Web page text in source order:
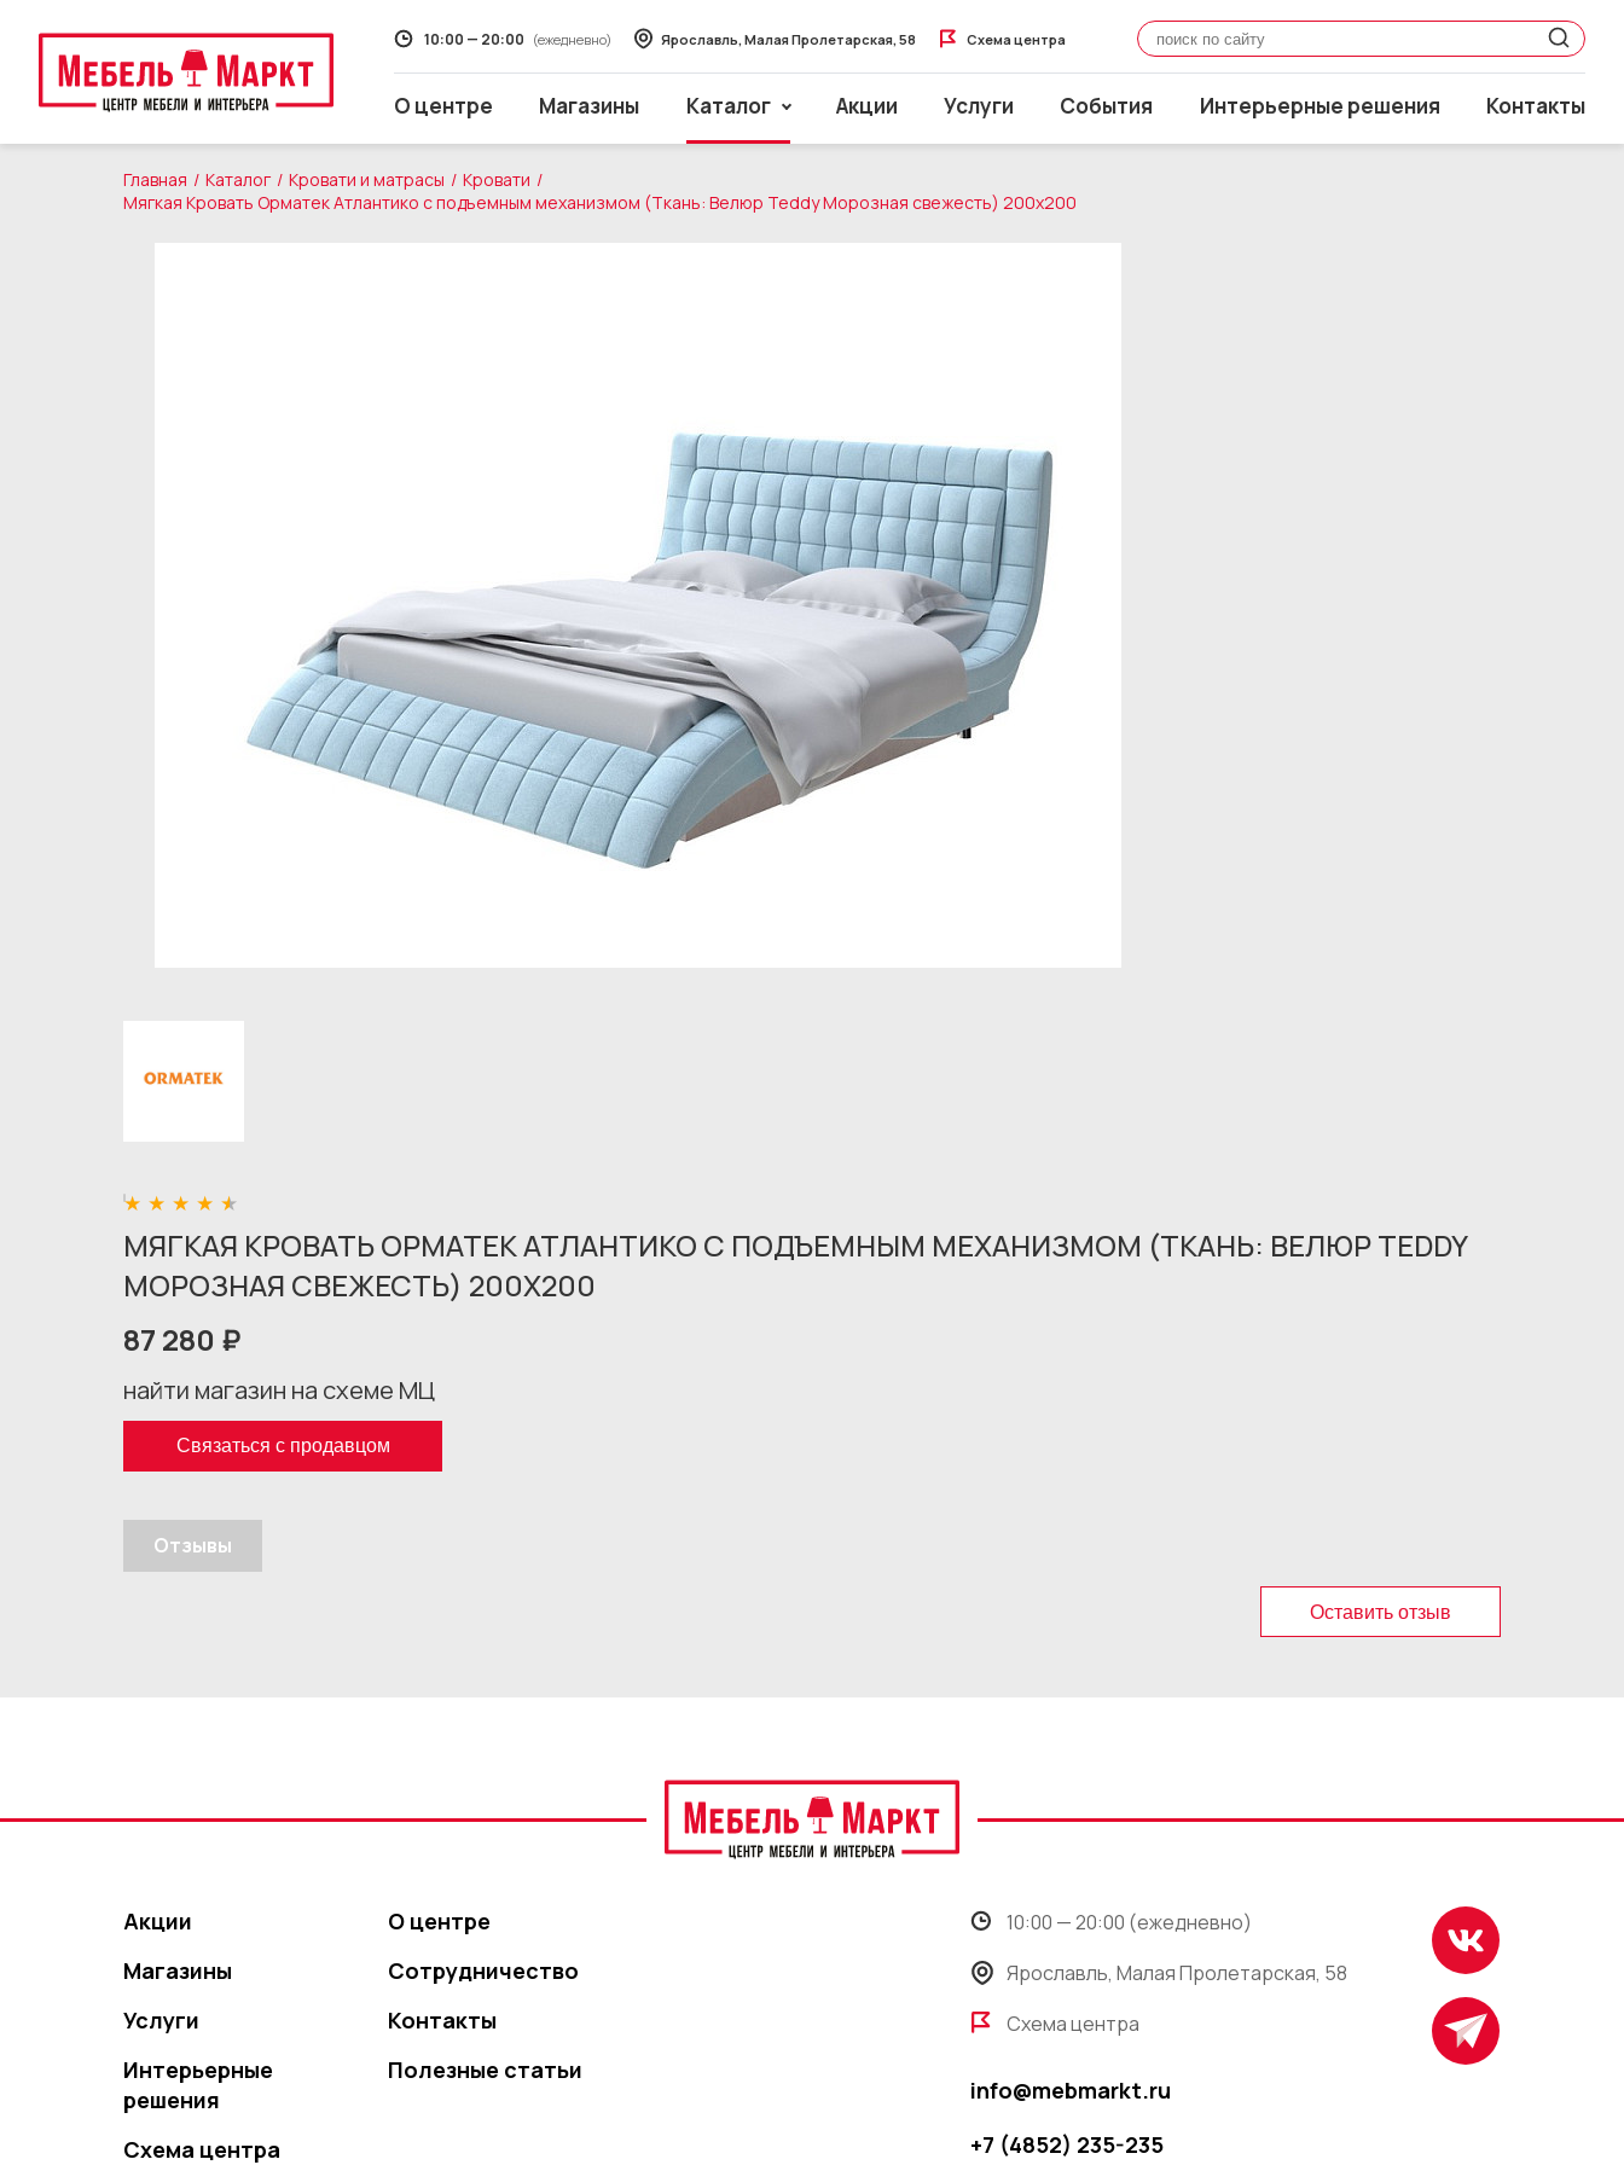
О центре Магазины Каталог Акции Услуги События Интерьерные решения Контакты
10:00 — 20:00 (ежедневно) Ярославль, Малая Пролетарская, 58 Схема центра
Главная Каталог Кровати и матрасы
Кровати
Мягкая Кровать Орматек Атлантико с подъемным механизмом (Ткань: Велюр Teddy Морозная свежесть) 200x200
МЯГКАЯ КРОВАТЬ ОРМАТЕК АТЛАНТИКО С ПОДЪЕМНЫМ МЕХАНИЗМОМ (ТКАНЬ: ВЕЛЮР TEDDY
МОРОЗНАЯ СВЕЖЕСТЬ) 200X200
87 280 ₽
найти магазин на схеме МЦ
Связаться с продавцом
Отзывы
Оставить отзыв
Акции
Магазины
Услуги
Интерьерные
решения
Схема центра
О центре
Сотрудничество
Контакты
Полезные статьи
10:00 — 20:00 (ежедневно)
Ярославль, Малая Пролетарская, 58
Схема центра
info@mebmarkt.ru
+7 (4852) 235-235